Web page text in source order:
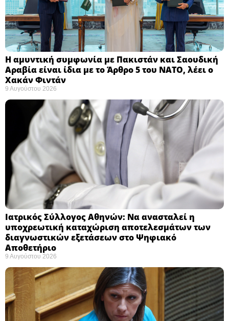
Η αμυντική συμφωνία με Πακιστάν και Σαουδική
Αραβία είναι ίδια με το Άρθρο 5 του ΝΑΤΟ, λέει ο
Χακάν Φιντάν ​
9 Αυγούστου 2026
Ιατρικός Σύλλογος Αθηνών: Να ανασταλεί η
υποχρεωτική καταχώριση αποτελεσμάτων των
διαγνωστικών εξετάσεων στο Ψηφιακό
Αποθετήριο ​
9 Αυγούστου 2026